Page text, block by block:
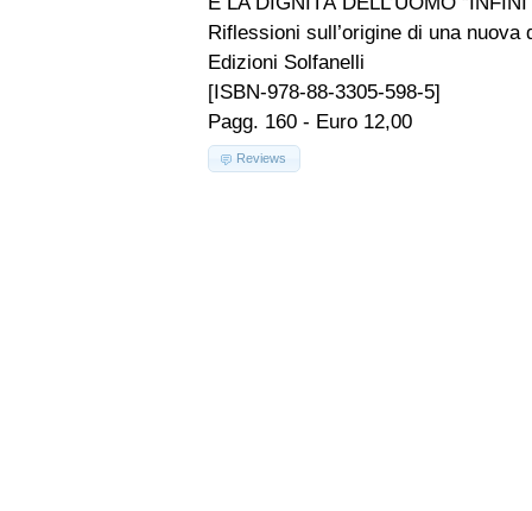
Riflessioni sull’origine di una nuova
Edizioni Solfanelli
[ISBN-978-88-3305-598-5]
Pagg. 160 - Euro 12,00
Reviews